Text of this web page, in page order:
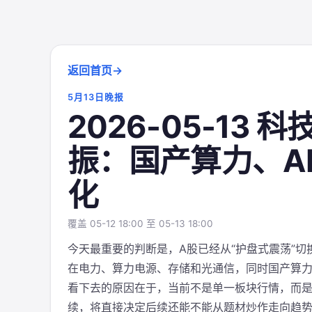
返回首页
5月13日晚报
2026-05-13 科
振：国产算力、
化
覆盖 05-12 18:00 至 05-13 18:00
今天最重要的判断是，A股已经从“护盘式震荡”
在电力、算力电源、存储和光通信，同时国产算
看下去的原因在于，当前不是单一板块行情，而
续，将直接决定后续还能不能从题材炒作走向趋